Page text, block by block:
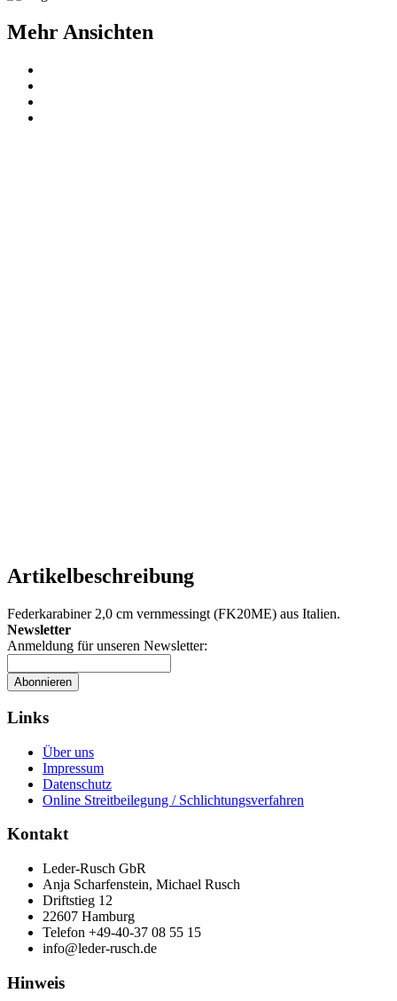
Mehr Ansichten
Artikelbeschreibung
Federkarabiner 2,0 cm vernmessingt (FK20ME) aus Italien.
Newsletter
Anmeldung für unseren Newsletter:
Abonnieren
Links
Über uns
Impressum
Datenschutz
Online Streitbeilegung / Schlichtungsverfahren
Kontakt
Leder-Rusch GbR
Anja Scharfenstein, Michael Rusch
Driftstieg 12
22607 Hamburg
Telefon +49-40-37 08 55 15
info@leder-rusch.de
Hinweis